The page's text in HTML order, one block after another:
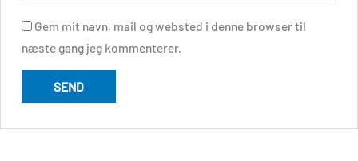
Gem mit navn, mail og websted i denne browser til
næste gang jeg kommenterer.